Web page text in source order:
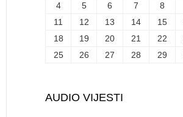
4
5 6 7 8
11
12 13 14 15
18
19 20 21 22
25
26 27 28 29
AUDIO VIJESTI